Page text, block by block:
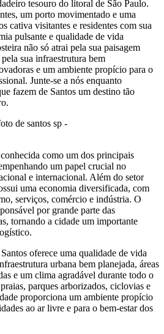
tesouro do litoral de São Paulo.
um porto movimentado e uma
cativa visitantes e residentes com sua
pulsante e qualidade de vida
não só atrai pela sua paisagem
sua infraestrutura bem
e um ambiente propício para o
Junte-se a nós enquanto
fazem de Santos um destino tão
como um dos principais
um papel crucial no
e internacional. Além do setor
uma economia diversificada, com
serviços, comércio e indústria. O
por grande parte das
tornando a cidade um importante
Santos oferece uma qualidade de vida
urbana bem planejada, áreas
e um clima agradável durante todo o
parques arborizados, ciclovias e
proporciona um ambiente propício
ao ar livre e para o bem-estar dos